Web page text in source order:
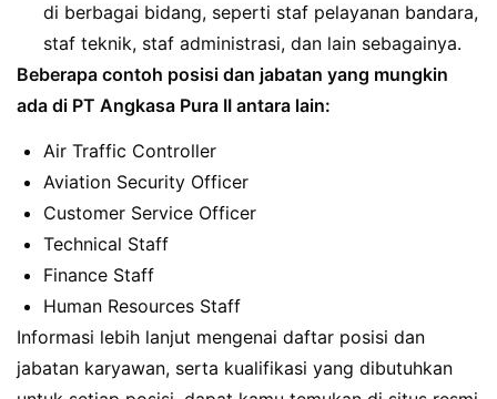
di berbagai bidang, seperti staf pelayanan bandara,
staf teknik, staf administrasi, dan lain sebagainya.
Beberapa contoh posisi dan jabatan yang mungkin
ada di PT Angkasa Pura II antara lain:
Air Traffic Controller
Aviation Security Officer
Customer Service Officer
Technical Staff
Finance Staff
Human Resources Staff
Informasi lebih lanjut mengenai daftar posisi dan
jabatan karyawan, serta kualifikasi yang dibutuhkan